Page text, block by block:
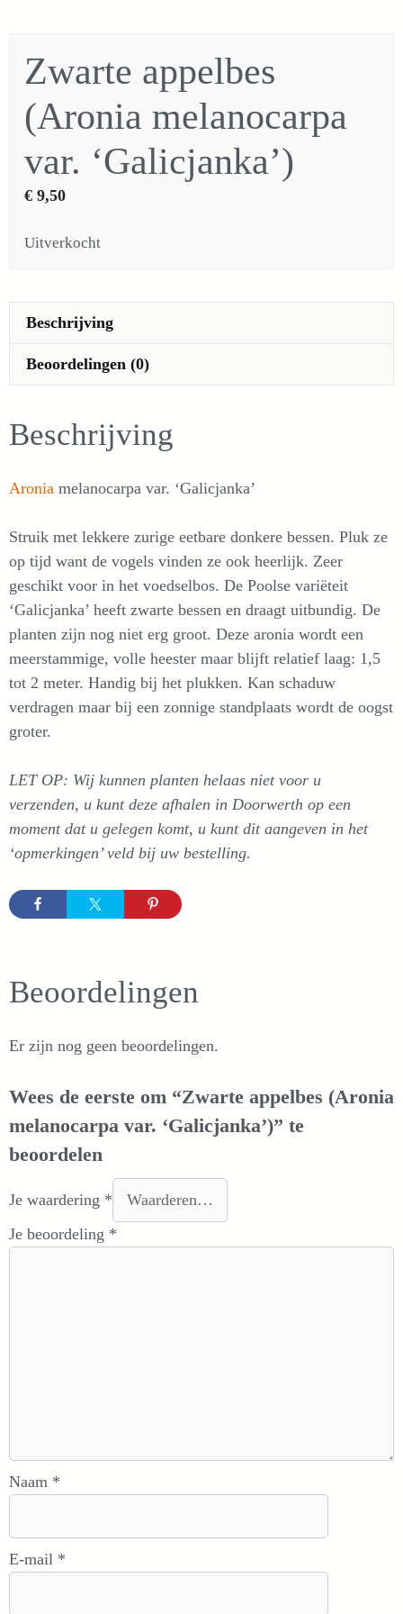
Zwarte appelbes
(Aronia melanocarpa
var. ‘Galicjanka’)
€ 9,50
Uitverkocht
Beschrijving
Beoordelingen (0)
Beschrijving
Aronia melanocarpa var. ‘Galicjanka’
Struik met lekkere zurige eetbare donkere bessen. Pluk ze
op tijd want de vogels vinden ze ook heerlijk. Zeer
geschikt voor in het voedselbos. De Poolse variëteit
‘Galicjanka’ heeft zwarte bessen en draagt uitbundig. De
planten zijn nog niet erg groot. Deze aronia wordt een
meerstammige, volle heester maar blijft relatief laag: 1,5
tot 2 meter. Handig bij het plukken. Kan schaduw
verdragen maar bij een zonnige standplaats wordt de oogst
groter.
LET OP: Wij kunnen planten helaas niet voor u
verzenden, u kunt deze afhalen in Doorwerth op een
moment dat u gelegen komt, u kunt dit aangeven in het
‘opmerkingen’ veld bij uw bestelling.
Beoordelingen
Er zijn nog geen beoordelingen.
Wees de eerste om “Zwarte appelbes (Aronia
melanocarpa var. ‘Galicjanka’)” te
beoordelen
Je waardering *
Je beoordeling *
Naam *
E-mail *